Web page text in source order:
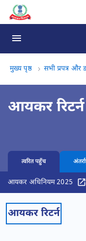
आयकर रिटर्न पृष्ठ लोड हो गया
मुख्य पृष्ठ सभी प्रपत्र और
आयकर रिटर्न
त्वरित पहुँच
आयकर अधिनियम 2025
आयकर रिटर्न